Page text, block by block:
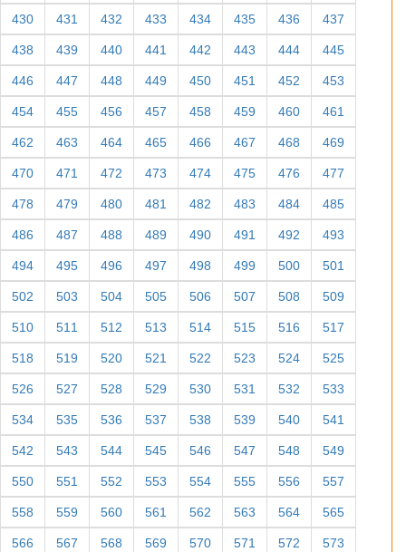
430 431 432 433 434 435 436 437
438 439 440 441 442 443 444 445
446 447 448 449 450 451 452 453
454 455 456 457 458 459 460 461
462 463 464 465 466 467 468 469
470 471 472 473 474 475 476 477
478 479 480 481 482 483 484 485
486 487 488 489 490 491 492 493
494 495 496 497 498 499 500 501
502 503 504 505 506 507 508 509
510 511 512 513 514 515 516 517
518 519 520 521 522 523 524 525
526 527 528 529 530 531 532 533
534 535 536 537 538 539 540 541
542 543 544 545 546 547 548 549
550 551 552 553 554 555 556 557
558 559 560 561 562 563 564 565
566 567 568 569 570 571 572 573